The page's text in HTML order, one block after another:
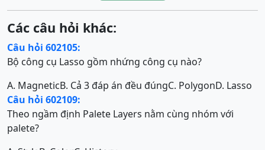
Các câu hỏi khác:
Câu hỏi 602105:
Bộ công cụ Lasso gồm nhứng công cụ nào?
A. MagneticB. Cả 3 đáp án đều đúngC. PolygonD. Lasso
Câu hỏi 602109:
Theo ngầm định Palete Layers nằm cùng nhóm với
palete?